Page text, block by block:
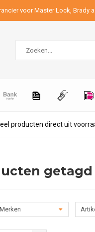
voor Master Lock, Brady
producten direct uit
Merken